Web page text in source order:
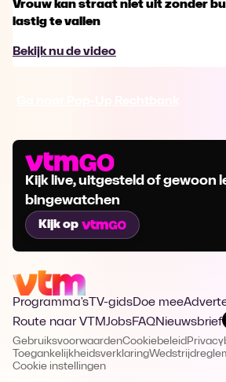
Vrouw kan straat niet uit zonder
lastig te vallen
Bekijk nu de video
Kijk live, uitgesteld of gewoon
bingewatchen
Kijk op
Programma's TV-gidsDoe mee
Route naar VTMJobsFAQNieuwsbrief
GebruiksvoorwaardenCookiebeleid
Toegankelijkheidsverklaring
Cookie instellingen